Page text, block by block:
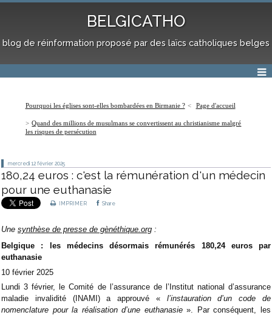
BELGICATHO
blog de réinformation proposé par des laïcs catholiques belges
Pourquoi les églises sont-elles bombardées en Birmanie ? Page d'accueil
Quand des millions de musulmans se convertissent au christianisme malgré
les risques de persécution
mercredi 12 février 2025
180,24 euros : c'est la rémunération d'un médecin
pour une euthanasie
IMPRIMER Share
Une synthèse de presse de gènéthique.org :
Belgique : les médecins désormais rémunérés 180,24 euros par
euthanasie
10 février 2025
Lundi 3 février, le Comité de l’assurance de l’Institut national d’assurance
maladie invalidité (INAMI) a approuvé « l’instauration d’un code de
nomenclature pour la réalisation d’une euthanasie». Par conséquent, les